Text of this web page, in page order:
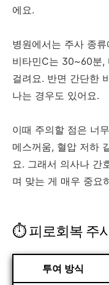
에요.
병원에서는 주사 종
비타민C는 30~60분,
걸려요. 반면 간단한
나는 경우도 있어요.
이때 주의할 점은 너
메스꺼움, 혈압 저하
요. 그래서 의사나 간
며 맞는 게 매우 중요
⏱ 피로회복 주
투여 방식